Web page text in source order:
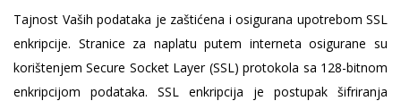
Tajnost Vaših podataka je zaštićena i osigurana upotrebom SSL
enkripcije. Stranice za naplatu putem interneta osigurane su
korištenjem Secure Socket Layer (SSL) protokola sa 128-bitnom
enkripcijom podataka. SSL enkripcija je postupak šifriranja